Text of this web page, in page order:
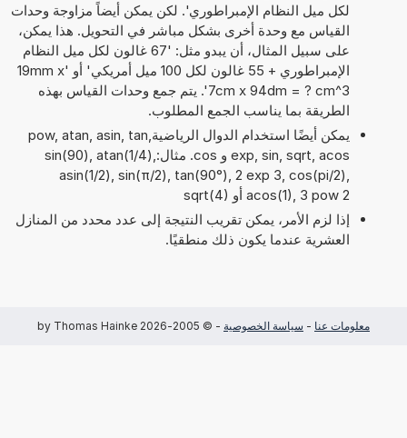
لكل ميل النظام الإمبراطوري'. لكن يمكن أيضاً مزاوجة وحدات
القياس مع وحدة أخرى بشكل مباشر في التحويل. هذا يمكن،
على سبيل المثال، أن يبدو مثل: '67 غالون لكل ميل النظام
الإمبراطوري + 55 غالون لكل 100 ميل أمريكي' أو '19mm x
7cm x 94dm = ? cm^3'. يتم جمع وحدات القياس بهذه
الطريقة بما يناسب الجمع المطلوب.
يمكن أيضًا استخدام الدوال الرياضيةpow, atan, asin, tan,
exp, sin, sqrt, acos و cos. مثال:sin(90), atan(1/4),
asin(1/2), sin(π/2), tan(90°), 2 exp 3, cos(pi/2),
acos(1), 3 pow 2 أو sqrt(4)
إذا لزم الأمر، يمكن تقريب النتيجة إلى عدد محدد من المنازل
العشرية عندما يكون ذلك منطقيًا.
معلومات عنا - سياسة الخصوصية - © 2005-2026 by Thomas Hainke